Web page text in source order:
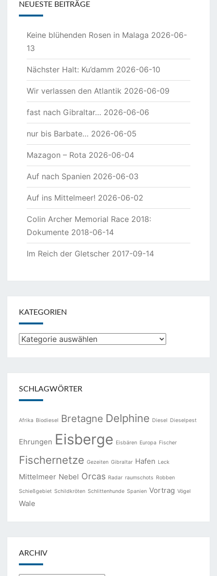
NEUESTE BEITRÄGE
Keine blühenden Rosen in Malaga 2026-06-
13
Nächster Halt: Ku’damm 2026-06-10
Wir verlassen den Atlantik 2026-06-09
fast nach Gibraltar… 2026-06-06
nur bis Barbate… 2026-06-05
Mazagon – Rota 2026-06-04
Auf nach Spanien 2026-06-03
Auf ins Mittelmeer! 2026-06-02
Colin Archer Memorial Race 2018:
Dokumente 2018-06-14
Im Reich der Gletscher 2017-09-14
KATEGORIEN
Kategorien
SCHLAGWÖRTER
Afrika Biodiesel Bretagne Delphine Diesel Dieselpest
Ehrungen Eisberge Eisbären Europa Fischer
Fischernetze Gezeiten Gibraltar Hafen Leck
Mittelmeer Nebel Orcas Radar raumschots Robben
Schießgebiet Schildkröten Schlittenhunde Spanien Vortrag Vögel
Wale
ARCHIV